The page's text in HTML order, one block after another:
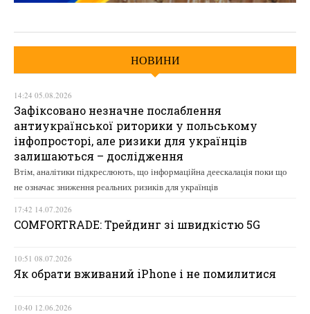
НОВИНИ
14:24 05.08.2026
Зафіксовано незначне послаблення
антиукраїнської риторики у польському
інфопросторі, але ризики для українців
залишаються – дослідження
Втім, аналітики підкреслюють, що інформаційна деескалація поки що
не означає зниження реальних ризиків для українців
17:42 14.07.2026
COMFORTRADE: Трейдинг зі швидкістю 5G
10:51 08.07.2026
Як обрати вживаний iPhone і не помилитися
10:40 12.06.2026